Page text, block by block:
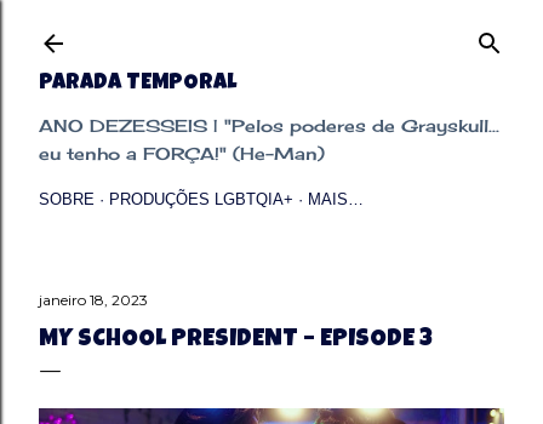
PARADA TEMPORAL
ANO DEZESSEIS | "Pelos poderes de Grayskull...
eu tenho a FORÇA!" (He-Man)
SOBRE PRODUÇÕES LGBTQIA+ MAIS…
janeiro 18, 2023
MY SCHOOL PRESIDENT – EPISODE 3